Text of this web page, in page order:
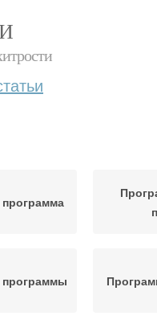
программа
программы